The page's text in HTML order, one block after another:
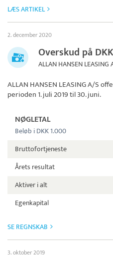
LÆS ARTIKEL
2. december 2020
Overskud på
ALLAN HANSEN LEASING
ALLAN HANSEN LEASING A/S
perioden 1. juli 2019 til 30. juni.
NØGLETAL
Beløb i DKK 1.000
Bruttofortjeneste
Årets resultat
Aktiver i alt
Egenkapital
SE REGNSKAB
3. oktober 2019